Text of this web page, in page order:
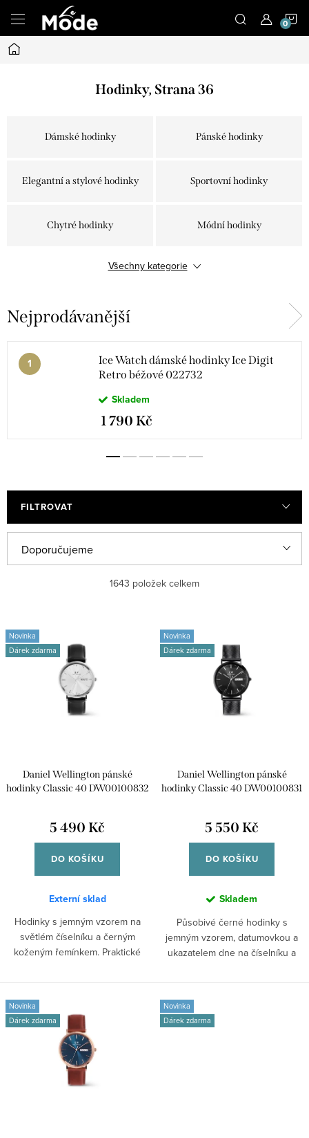
obsah
Domů
Hodinky, Strana 36
Dámské hodinky Pánské hodinky
Elegantní a stylové hodinky Sportovní hodinky
Chytré hodinky Módní hodinky
Dětské hodinky
Řemínky k chytrým i
analogovým hodinkám
Všechny kategorie
Nejprodávanější
Ice Watch dámské hodinky Ice Digit
Retro béžové 022732
Skladem
1 790 Kč
FILTROVAT
a
n
í
k
Doporučujeme
Nejprodávanější
Abecedně
1643 položek celkem
V
ý
o
Novinka
Dárek zdarma
Daniel Wellington pánské
hodinky Classic 40 DW00100832
5 490 Kč
DO KOŠÍKU
Externí sklad
Hodinky s jemným vzorem na
světlém číselníku a černým
koženým řemínkem. Praktické
Novinka
Dárek zdarma
Daniel Wellington pánské
hodinky Classic 40 DW00100831
5 550 Kč
DO KOŠÍKU
Skladem
Působivé černé hodinky s
jemným vzorem, datumovkou a
ukazatelem dne na číselníku a
Novinka
Dárek zdarma
Novinka
Dárek zdarma